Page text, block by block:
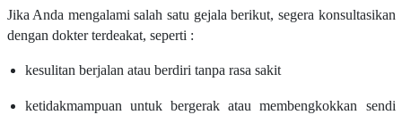
Jika Anda mengalami salah satu gejala berikut, segera konsultasikan
dengan dokter terdeakat, seperti :
kesulitan berjalan atau berdiri tanpa rasa sakit
ketidakmampuan untuk bergerak atau membengkokkan sendi